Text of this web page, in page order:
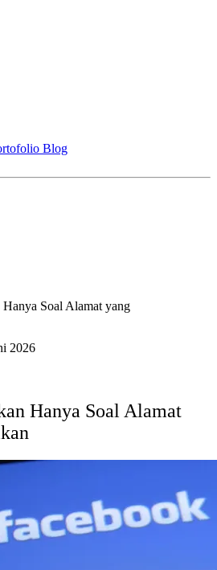
Blog
Soal Alamat yang
2026
Hanya Soal Alamat